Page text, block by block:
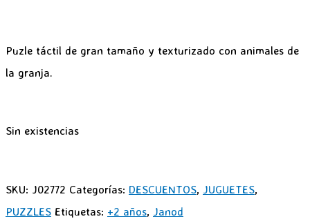
era:
17,00€.
es:
Puzle táctil de gran tamaño y texturizado con animales de
la granja.
Sin existencias
SKU: J02772 Categorías: DESCUENTOS, JUGUETES,
PUZZLES Etiquetas: +2 años, Janod